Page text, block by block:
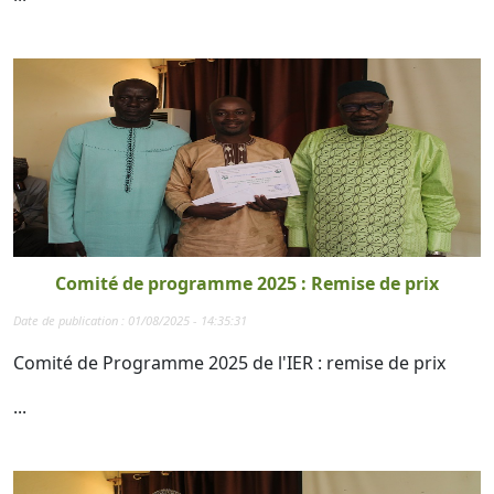
Comité de programme 2025 : Remise de prix
Date de publication : 01/08/2025 - 14:35:31
Comité de Programme 2025 de l'IER : remise de prix
...